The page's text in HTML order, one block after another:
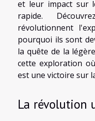
et leur impact sur
rapide.
révolutionnent
pourquoi ils sont
la quête de la
cette exploration
est une victoire sur
La révolution